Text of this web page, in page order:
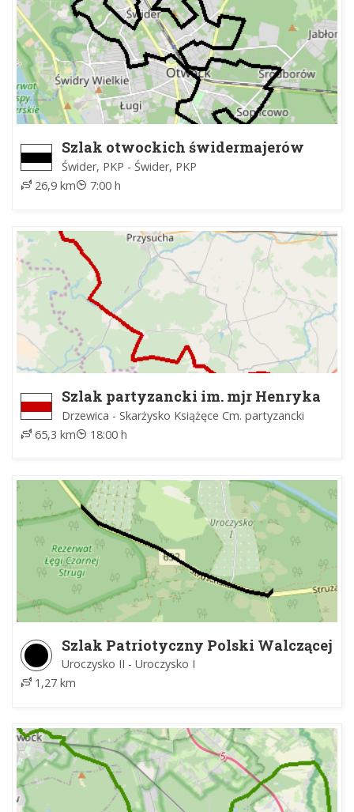
Szlak otwockich świdermajerów
Świder, PKP - Świder, PKP
26,9 km
7:00 h
Szlak partyzancki im. mjr Henryka
Dobrzańskiego "Hubala"
Drzewica - Skarżysko Książęce Cm. partyzancki
65,3 km
18:00 h
Szlak Patriotyczny Polski Walczącej
Uroczysko II - Uroczysko I
1,27 km